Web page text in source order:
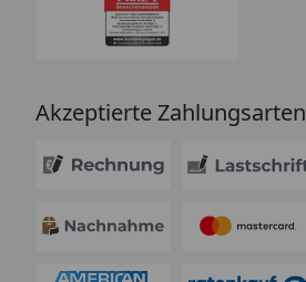
Akzeptierte Zahlungsarten